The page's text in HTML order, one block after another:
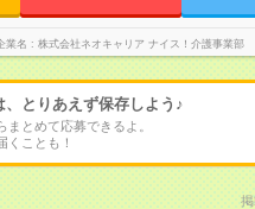
業名 株式会社ネオキャリア ナイス！介護事業部
、とりあえず保存しよう♪
とめて応募できるよ。
くことも！